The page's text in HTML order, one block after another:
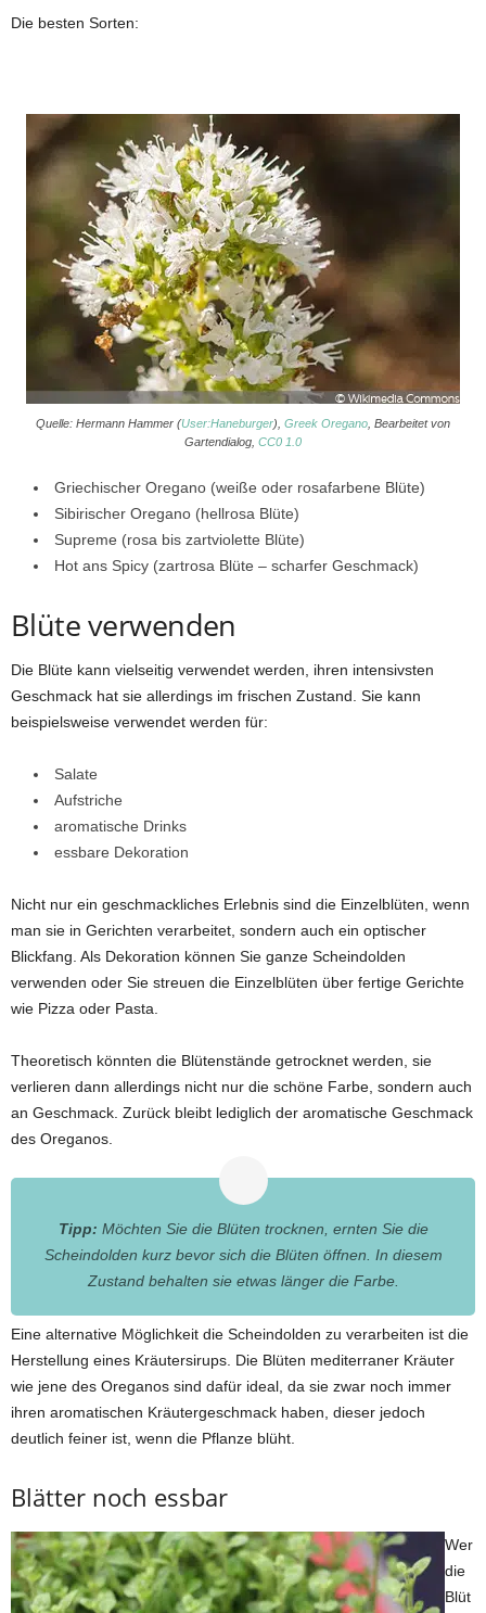
Die besten Sorten:
Quelle: Hermann Hammer (User:Haneburger), Greek Oregano , Bearbeitet von
Gartendialog, CC0 1.0
Griechischer Oregano (weiße oder rosafarbene Blüte)
Sibirischer Oregano (hellrosa Blüte)
Supreme (rosa bis zartviolette Blüte)
Hot ans Spicy (zartrosa Blüte – scharfer Geschmack)
Blüte verwenden
Die Blüte kann vielseitig verwendet werden, ihren intensivsten
Geschmack hat sie allerdings im frischen Zustand. Sie kann
beispielsweise verwendet werden für:
Salate
Aufstriche
aromatische Drinks
essbare Dekoration
Nicht nur ein geschmackliches Erlebnis sind die Einzelblüten, wenn
man sie in Gerichten verarbeitet, sondern auch ein optischer
Blickfang. Als Dekoration können Sie ganze Scheindolden
verwenden oder Sie streuen die Einzelblüten über fertige Gerichte
wie Pizza oder Pasta.
Theoretisch könnten die Blütenstände getrocknet werden, sie
verlieren dann allerdings nicht nur die schöne Farbe, sondern auch
an Geschmack. Zurück bleibt lediglich der aromatische Geschmack
des Oreganos.
Tipp: Möchten Sie die Blüten trocknen, ernten Sie die
Scheindolden kurz bevor sich die Blüten öffnen. In diesem
Zustand behalten sie etwas länger die Farbe.
Eine alternative Möglichkeit die Scheindolden zu verarbeiten ist die
Herstellung eines Kräutersirups. Die Blüten mediterraner Kräuter
wie jene des Oreganos sind dafür ideal, da sie zwar noch immer
ihren aromatischen Kräutergeschmack haben, dieser jedoch
deutlich feiner ist, wenn die Pflanze blüht.
Blätter noch essbar
Wer
die
Blüt